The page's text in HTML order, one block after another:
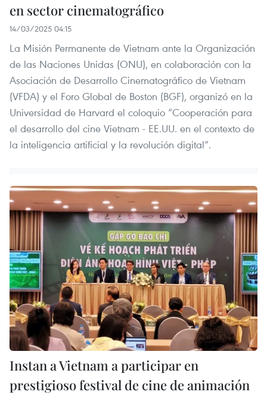
en sector cinematográfico
14/03/2025 04:15
La Misión Permanente de Vietnam ante la Organización
de las Naciones Unidas (ONU), en colaboración con la
Asociación de Desarrollo Cinematográfico de Vietnam
(VFDA) y el Foro Global de Boston (BGF), organizó en la
Universidad de Harvard el coloquio “Cooperación para
el desarrollo del cine Vietnam - EE.UU. en el contexto de
la inteligencia artificial y la revolución digital”.
Instan a Vietnam a participar en
prestigioso festival de cine de animación